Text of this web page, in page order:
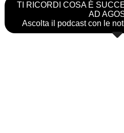
TI RICORDI COSA È
AD
Ascolta il podcast con le